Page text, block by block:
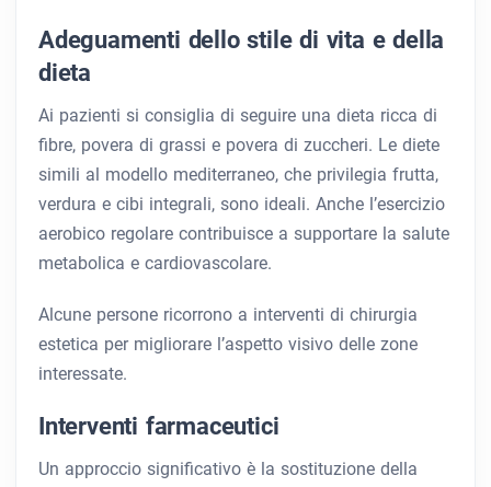
Adeguamenti dello stile di vita e della
dieta
Ai pazienti si consiglia di seguire una dieta ricca di
fibre, povera di grassi e povera di zuccheri. Le diete
simili al modello mediterraneo, che privilegia frutta,
verdura e cibi integrali, sono ideali. Anche l’esercizio
aerobico regolare contribuisce a supportare la salute
metabolica e cardiovascolare.
Alcune persone ricorrono a interventi di chirurgia
estetica per migliorare l’aspetto visivo delle zone
interessate.
Interventi farmaceutici
Un approccio significativo è la sostituzione della